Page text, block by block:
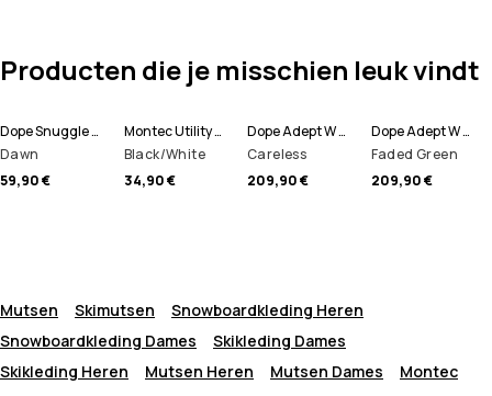
Producten die je misschien leuk vindt
Dope Snuggle W Basislaag Top Dames
Dawn
59,90 €
Montec Utility Skihandschoenen
Black/White
34,90 €
Dope Adept W Ski jas Dames
Careless
209,90 €
Dope Adept W Ski jas Dames
Faded Green
209,90 €
Mutsen Skimutsen
Snowboardkleding Heren
Snowboardkleding Dames
Skikleding Dames
Skikleding Heren
Mutsen Heren Mutsen Dames Montec